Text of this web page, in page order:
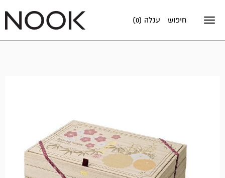
Toggle
עגלה (0) חיפוש